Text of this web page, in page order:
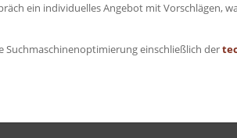
ein individuelles Angebot mit Vorschlägen,
Suchmaschinenoptimierung einschließlich der